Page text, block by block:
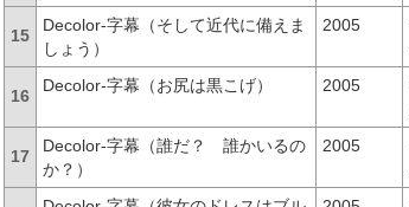
15
Decolor-字幕（そして近代に備えま
しょう）
2005
16
Decolor-字幕（お尻は黒こげ） 2005
17
Decolor-字幕（誰だ？ 誰かいるの
か？）
2005